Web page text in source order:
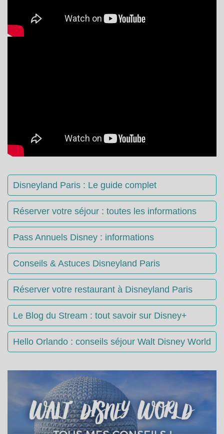
Disneyland Paris : Le guide complet
Réserver votre séjour : toutes les informations
Pass Annuels Disney : informations
Conseils & Astuces Disneyland Paris
Réserver votre restaurant à Disneyland Paris
Le Blog du Stream : tout savoir sur Disney+
Hello Orlando : conseils séjour Walt Disney World